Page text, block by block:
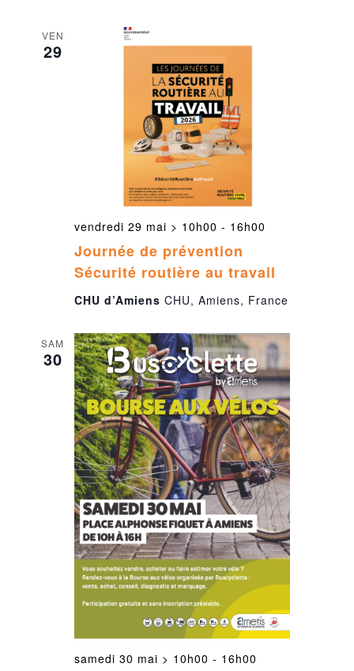
VEN
29
Journée de prévention
Sécurité routière au travail
vendredi 29 mai > 10h00 - 16h00
CHU d’Amiens CHU, Amiens, France
SAM
30
samedi 30 mai > 10h00 - 16h00